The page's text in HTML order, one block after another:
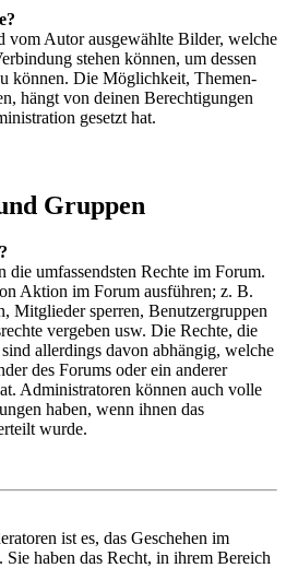
vom Autor ausgewählte Bilder, welche
stehen können, um dessen
können. Die Möglichkeit, Themen-
hängt von deinen Berechtigungen
gesetzt hat.
Gruppen
die umfassendsten Rechte im Forum.
Aktion im Forum ausführen; z. B.
Mitglieder sperren, Benutzergruppen
vergeben usw. Die Rechte, die
allerdings davon abhängig, welche
des Forums oder ein anderer
Administratoren können auch volle
haben, wenn ihnen das
wurde.
ist es, das Geschehen im
Sie haben das Recht, in ihrem Bereich